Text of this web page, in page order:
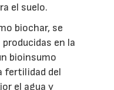
el suelo.
biochar, se
en la
bioinsumo
fertilidad del
el agua y